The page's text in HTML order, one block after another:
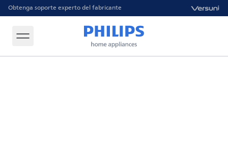
Obtenga soporte experto del fabricante